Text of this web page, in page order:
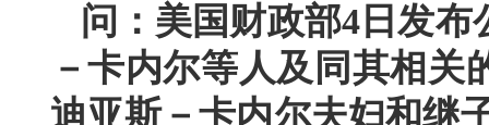
问：美国财政部4日发
－卡内尔等人及同其相关
迪亚斯－卡内尔夫妇和继